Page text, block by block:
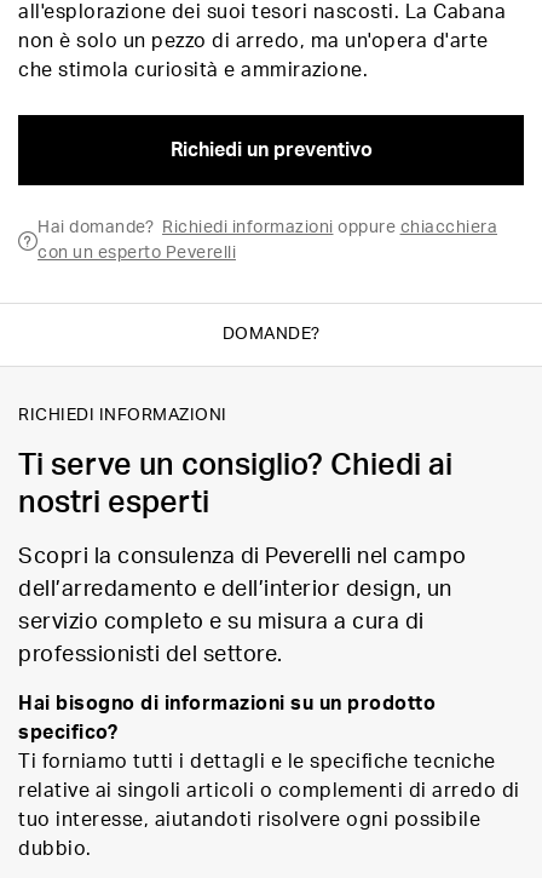
all'esplorazione dei suoi tesori nascosti. La Cabana
non è solo un pezzo di arredo, ma un'opera d'arte
che stimola curiosità e ammirazione.
Richiedi un preventivo
Hai domande? Richiedi informazioni oppure chiacchiera
con un esperto Peverelli
DOMANDE?
RICHIEDI INFORMAZIONI
Ti serve un consiglio? Chiedi ai
nostri esperti
Scopri la consulenza di Peverelli nel campo
dell’arredamento e dell’interior design, un
servizio completo e su misura a cura di
professionisti del settore.
Hai bisogno di informazioni su un prodotto
specifico?
Ti forniamo tutti i dettagli e le specifiche tecniche
relative ai singoli articoli o complementi di arredo di
tuo interesse, aiutandoti risolvere ogni possibile
dubbio.